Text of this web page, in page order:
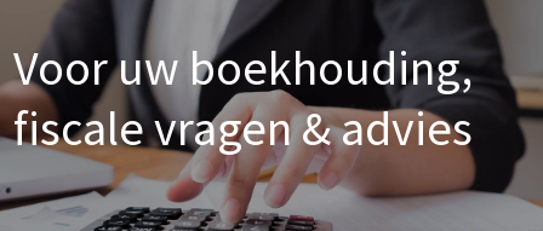
Voor uw boekhouding,
fiscale vragen & advies